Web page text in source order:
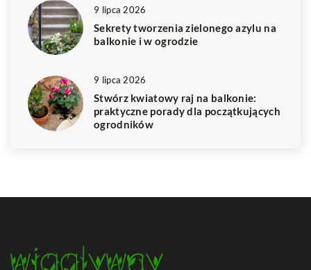
9 lipca 2026
Sekrety tworzenia zielonego azylu na
balkonie i w ogrodzie
9 lipca 2026
Stwórz kwiatowy raj na balkonie:
praktyczne porady dla początkujących
ogrodników